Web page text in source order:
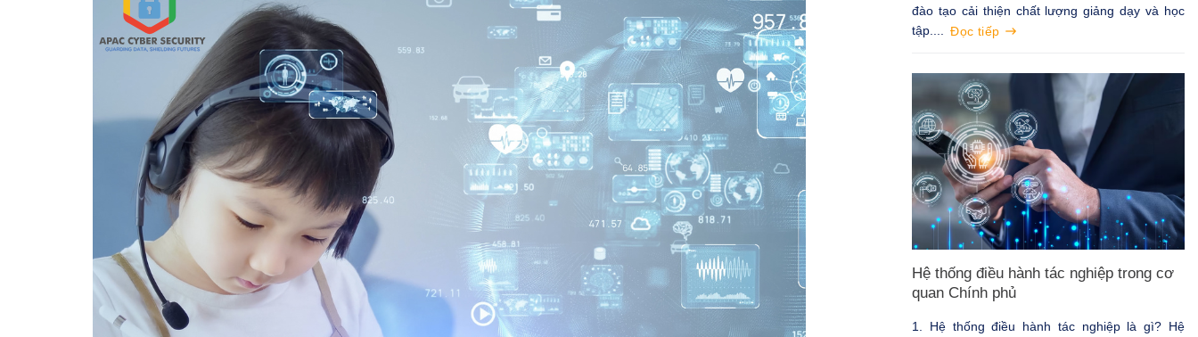
đào tạo cải thiện chất lượng giảng dạy và học
tập....
Đọc tiếp
Hệ thống điều hành tác nghiệp trong cơ
quan Chính phủ
1. Hệ thống điều hành tác nghiệp là gì? Hệ